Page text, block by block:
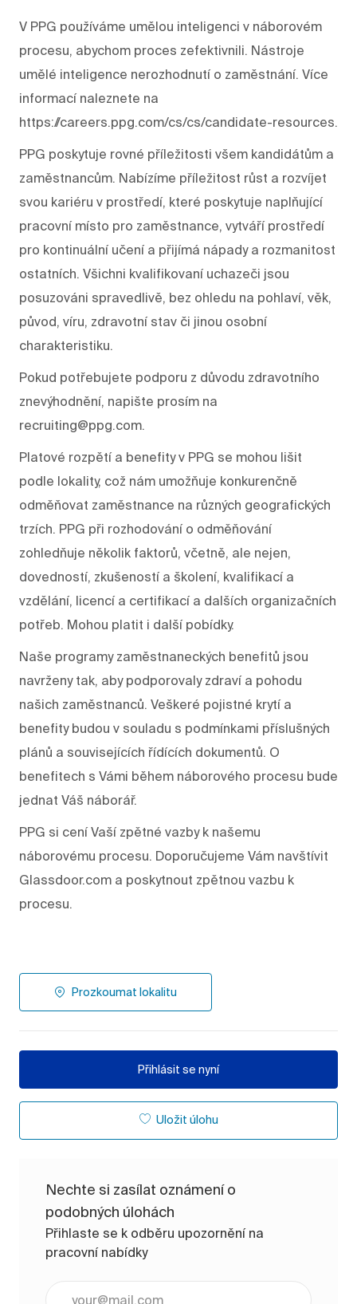
V PPG používáme umělou inteligenci v náborovém
procesu, abychom proces zefektivnili. Nástroje
umělé inteligence nerozhodnutí o zaměstnání. Více
informací naleznete na
https://careers.ppg.com/cs/cs/candidate-resources.
PPG poskytuje rovné příležitosti všem kandidátům a
zaměstnancům. Nabízíme příležitost růst a rozvíjet
svou kariéru v prostředí, které poskytuje naplňující
pracovní místo pro zaměstnance, vytváří prostředí
pro kontinuální učení a přijímá nápady a rozmanitost
ostatních. Všichni kvalifikovaní uchazeči jsou
posuzováni spravedlivě, bez ohledu na pohlaví, věk,
původ, víru, zdravotní stav či jinou osobní
charakteristiku.
Pokud potřebujete podporu z důvodu zdravotního
znevýhodnění, napište prosím na
recruiting@ppg.com.
Platové rozpětí a benefity v PPG se mohou lišit
podle lokality, což nám umožňuje konkurenčně
odměňovat zaměstnance na různých geografických
trzích. PPG při rozhodování o odměňování
zohledňuje několik faktorů, včetně, ale nejen,
dovedností, zkušeností a školení, kvalifikací a
vzdělání, licencí a certifikací a dalších organizačních
potřeb. Mohou platit i další pobídky.
Naše programy zaměstnaneckých benefitů jsou
navrženy tak, aby podporovaly zdraví a pohodu
našich zaměstnanců. Veškeré pojistné krytí a
benefity budou v souladu s podmínkami příslušných
plánů a souvisejících řídících dokumentů. O
benefitech s Vámi během náborového procesu bude
jednat Váš náborář.
PPG si cení Vaší zpětné vazby k našemu
náborovému procesu. Doporučujeme Vám navštívit
Glassdoor.com a poskytnout zpětnou vazbu k
procesu.
Prozkoumat lokalitu
Přihlásit se nyní
Uložit úlohu
Nechte si zasílat oznámení o
podobných úlohách
Přihlaste se k odběru upozornění na
pracovní nabídky